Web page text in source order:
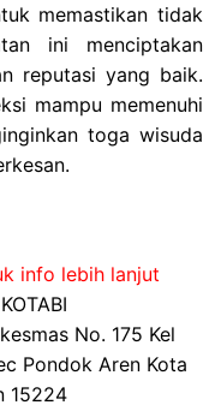
memastikan tidak
ini menciptakan
reputasi yang baik.
mampu memenuhi
toga wisuda
info lebih lanjut
No. 175 Kel
Pondok Aren Kota
15224